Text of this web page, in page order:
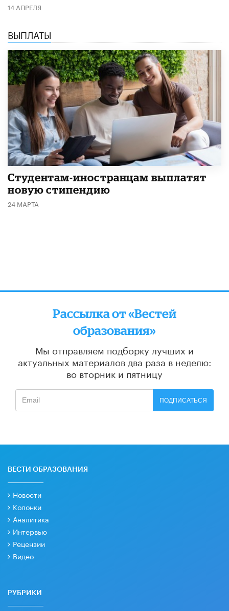
14 АПРЕЛЯ
ВЫПЛАТЫ
Студентам-иностранцам выплатят
новую стипендию
24 МАРТА
Рассылка от «Вестей
образования»
Мы отправляем подборку лучших и
актуальных материалов два раза в неделю:
во вторник и пятницу
ПОДПИСАТЬСЯ
ВЕСТИ ОБРАЗОВАНИЯ
Новости
Колонки
Аналитика
Интервью
Рецензии
Видео
РУБРИКИ